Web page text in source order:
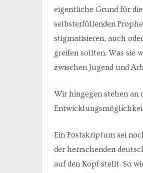
eigentliche Grund für
selbsterfüllenden
stigmatisieren, auch
greifen sollten. Was sie
zwischen Jugend und
Wir hingegen stehen an
Ein Postskriptum sei
der herrschenden
auf den Kopf stellt. So